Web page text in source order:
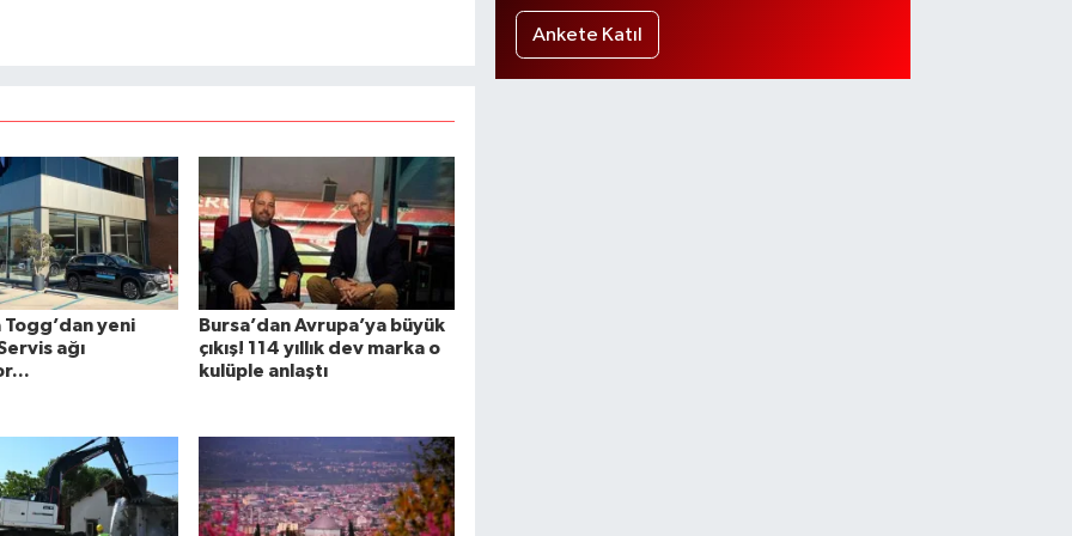
Togg’dan yeni
ağı
Bursa’dan Avrupa’ya büyük
çıkış! 114 yıllık dev marka o
kulüple anlaştı
Ankete Katıl